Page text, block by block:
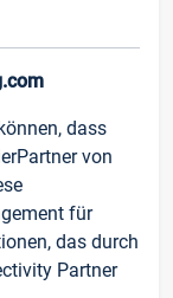
dass
von
für
das durch
Partner